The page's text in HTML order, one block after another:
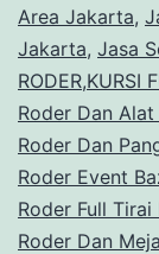
Area Jakarta,
Jakarta, Jasa
RODER,KURSI
Roder Dan
Roder Dan
Roder Event
Roder Full
Roder Dan